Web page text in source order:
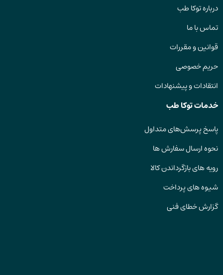
درباره توکا طب
تماس با ما
قوانین و مقررات
حریم خصوصی
انتقادات و پیشنهادات
خدمات توکا طب
پاسخ پرسش‌های متداول
نحوه ارسال سفارش ها
رویه های بازگرداندن کالا
شیوه های پرداخت
گزارش خطای فنی